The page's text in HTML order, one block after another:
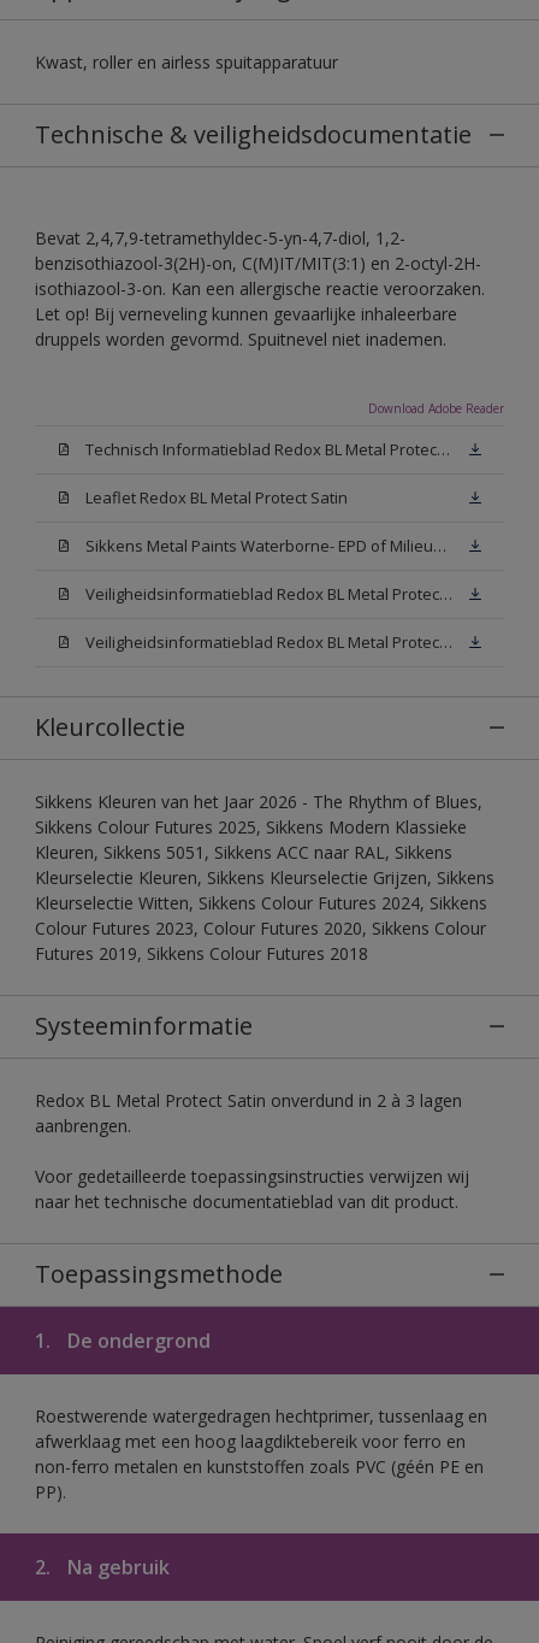
Kwast, roller en airless spuitapparatuur
Technische & veiligheidsdocumentatie
Bevat 2,4,7,9-tetramethyldec-5-yn-4,7-diol, 1,2-
benzisothiazool-3(2H)-on, C(M)IT/MIT(3:1) en 2-octyl-2H-
isothiazool-3-on. Kan een allergische reactie veroorzaken.
Let op! Bij verneveling kunnen gevaarlijke inhaleerbare
druppels worden gevormd. Spuitnevel niet inademen.
Download Adobe Reader
Technisch Informatieblad Redox BL Metal Protect (PDF)
Leaflet Redox BL Metal Protect Satin
Sikkens Metal Paints Waterborne- EPD of Milieuproductverklaring
Veiligheidsinformatieblad Redox BL Metal Protect Satin N00 (MSDS)
Veiligheidsinformatieblad Redox BL Metal Protect Satin White W05 (MSDS)
Kleurcollectie
Sikkens Kleuren van het Jaar 2026 - The Rhythm of Blues,
Sikkens Colour Futures 2025, Sikkens Modern Klassieke
Kleuren, Sikkens 5051, Sikkens ACC naar RAL, Sikkens
Kleurselectie Kleuren, Sikkens Kleurselectie Grijzen, Sikkens
Kleurselectie Witten, Sikkens Colour Futures 2024, Sikkens
Colour Futures 2023, Colour Futures 2020, Sikkens Colour
Futures 2019, Sikkens Colour Futures 2018
Systeeminformatie
Redox BL Metal Protect Satin onverdund in 2 à 3 lagen
aanbrengen.
Voor gedetailleerde toepassingsinstructies verwijzen wij
naar het technische documentatieblad van dit product.
Toepassingsmethode
1. De ondergrond
Roestwerende watergedragen hechtprimer, tussenlaag en
afwerklaag met een hoog laagdiktebereik voor ferro en
non-ferro metalen en kunststoffen zoals PVC (géén PE en
PP).
2. Na gebruik